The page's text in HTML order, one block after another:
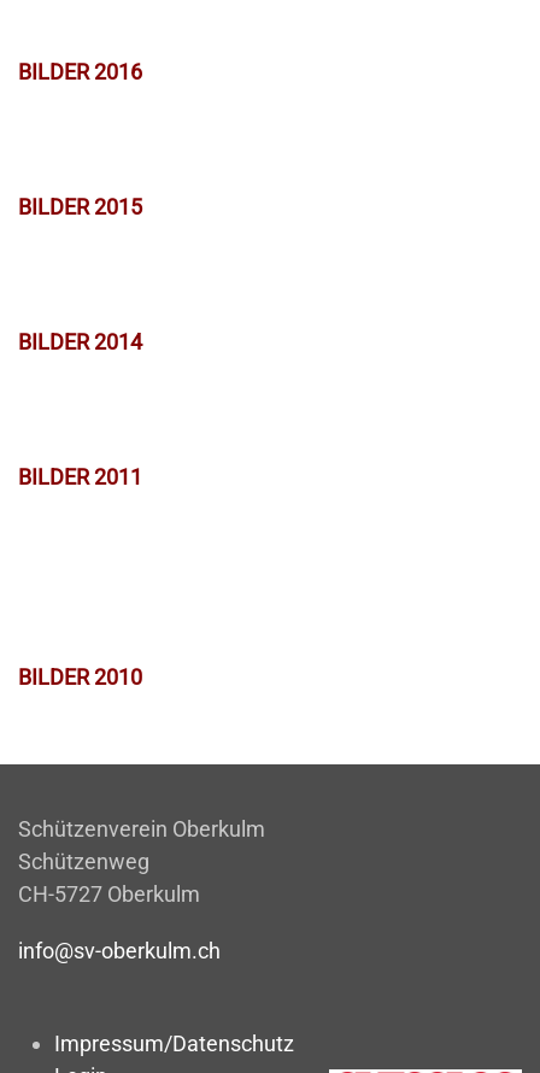
BILDER 2016
BILDER 2015
BILDER 2014
BILDER 2011
BILDER 2010
Schützenverein Oberkulm
Schützenweg
CH-5727 Oberkulm
info@sv-oberkulm.ch
Impressum/Datenschutz